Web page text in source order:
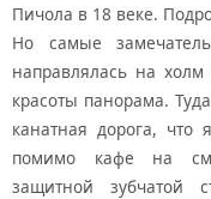
Пичола в 18 веке.
Но самые
направлялась на холм
красоты панорама.
канатная дорога, что
помимо кафе на
защитной зубчатой